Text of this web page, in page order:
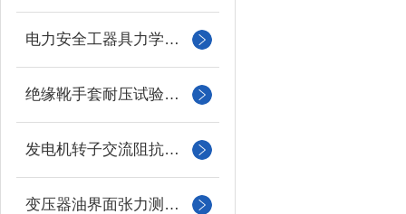
电力安全工器具力学性能试验机
绝缘靴手套耐压试验装置
发电机转子交流阻抗测试仪
变压器油界面张力测试仪